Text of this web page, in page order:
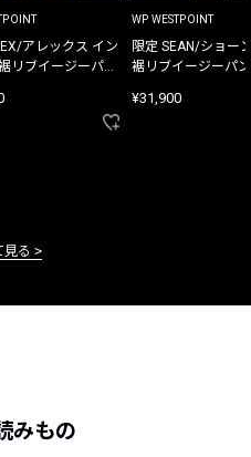
アレックス イン
リブイージーパン
WP WESTPOINT
限定 SEAN/ショー
裾リブイージーパ
¥31,900
見る
みもの